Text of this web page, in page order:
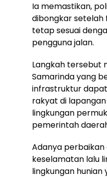
Ia memastikan,
dibongkar setelah
tetap sesuai
pengguna jalan.
Langkah tersebut
Samarinda yang
infrastruktur dapat
rakyat di
lingkungan
pemerintah
Adanya perbaikan
keselamatan lalu
lingkungan hunian